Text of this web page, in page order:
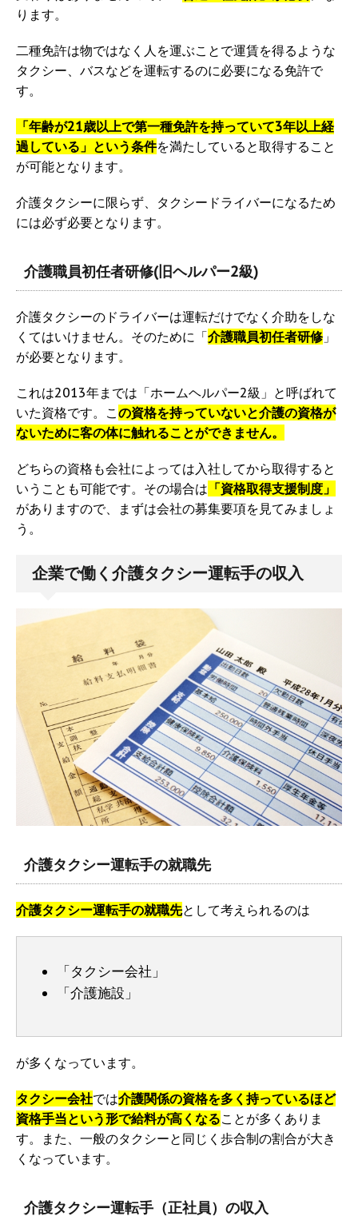
ります。
二種免許は物ではなく人を運ぶことで運賃を得るような
タクシー、バスなどを運転するのに必要になる免許で
す。
「年齢が21歳以上で第一種免許を持っていて3年以上経
過している」という条件を満たしていると取得すること
が可能となります。
介護タクシーに限らず、タクシードライバーになるため
には必ず必要となります。
介護職員初任者研修(旧ヘルパー2級)
介護タクシーのドライバーは運転だけでなく介助をしな
くてはいけません。そのために「介護職員初任者研修 」
が必要となります。
これは2013年までは「ホームヘルパー2級」と呼ばれて
いた資格です。こ の資格を持っていないと介護の資格が
ないために客の体に触れることができません。
どちらの資格も会社によっては入社してから取得すると
いうことも可能です。その場合は 「資格取得支援制度」
がありますので、まずは会社の募集要項を見てみましょ
う。
企業で働く介護タクシー運転手の収入
介護タクシー運転手の就職先
介護タクシー運転手の就職先として考えられるのは
「タクシー会社」
「介護施設」
が多くなっています。
タクシー会社では介護関係の資格を多く持っているほど
資格手当という形で給料が高くなることが多くありま
す。また、一般のタクシーと同じく歩合制の割合が大き
くなっています。
介護タクシー運転手（正社員）の収入